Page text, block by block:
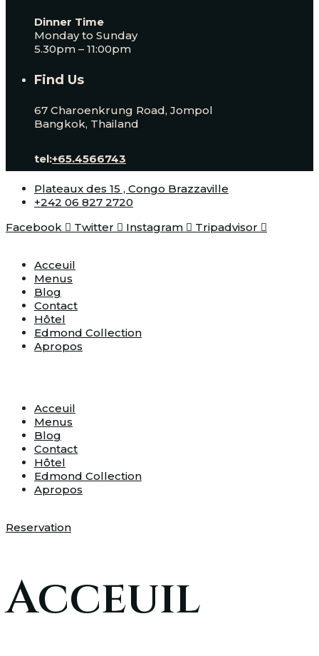
Dinner Time
Monday to Sunday
5.30pm – 11:00pm
Find Us
67 Charoenkrung Road, Jompol
Bangkok, Thailand
tel:+65.4566743
Plateaux des 15 , Congo Brazzaville
+242 06 827 2720
Facebook
Twitter Instagram Tripadvisor
Acceuil
Menus
Blog
Contact
Hôtel
Edmond Collection
Apropos
Acceuil
Menus
Blog
Contact
Hôtel
Edmond Collection
Apropos
Reservation
Acceuil